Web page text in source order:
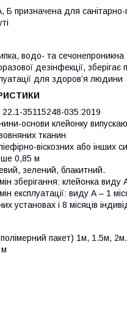
призначена для санітарно-
водо- та сечонепроникна
дезінфекції, зберігає
для здоров’я людини
22.1-35115248-035:2019
основи клейонку
тканин
віскозних або інших
0,85 м
зелений, блакитний.
зберігання: клейонка
експлуатації: виду А – 1
установах і 8 місяців
пакет) 1м, 1.5м, 2м.